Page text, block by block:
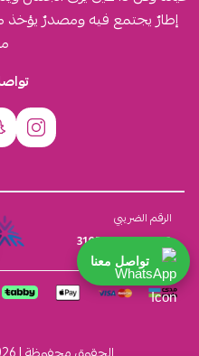
إطارٌ يجتمع فيه ومصدرٌ يؤخذ
الرقم الضريبي
310555259800003
تواصل معنا